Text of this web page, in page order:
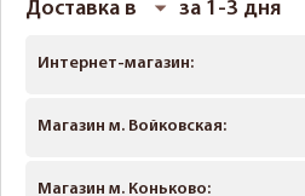
Доставка в за 1-3 дня
Интернет-магазин:
Магазин м. Войковская:
Магазин м. Коньково: